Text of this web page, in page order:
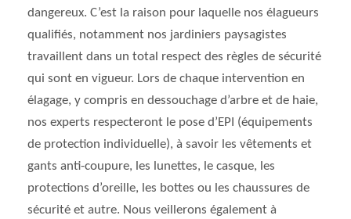
dangereux. C’est la raison pour laquelle nos élagueurs
qualifiés, notamment nos jardiniers paysagistes
travaillent dans un total respect des règles de sécurité
qui sont en vigueur. Lors de chaque intervention en
élagage, y compris en dessouchage d’arbre et de haie,
nos experts respecteront le pose d’EPI (équipements
de protection individuelle), à savoir les vêtements et
gants anti-coupure, les lunettes, le casque, les
protections d’oreille, les bottes ou les chaussures de
sécurité et autre. Nous veillerons également à